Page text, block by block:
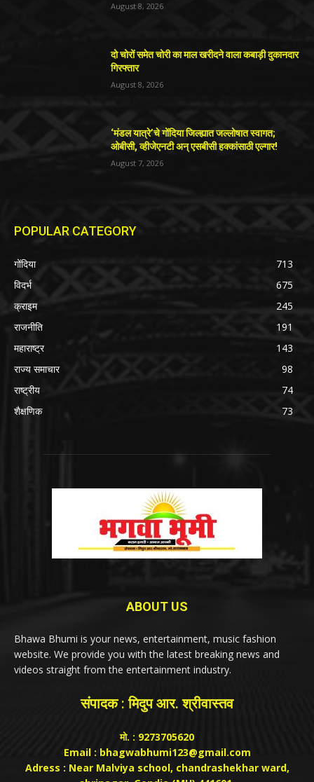
August 8, 2026
दो चोरों समेत चोरी का माल खरीदने वाला कबाड़ी दुकानदार
गिरफ्तार
August 8, 2026
‘मंडल यात्रे’चे गोंदिया जिल्ह्यात जल्लोषात स्वागत;
ओबीसी, व्हीजेएनटी अन् एसबीसी हक्कांसाठी एल्गार!
August 7, 2026
POPULAR CATEGORY
गोंदिया
713
विदर्भ
675
क्राइम
245
राजनीति
191
महाराष्ट्र
143
राज्य समाचार
98
राष्ट्रीय
74
शैक्षणिक
73
ABOUT US
Bhawa Bhumi is your news, entertainment, music fashion
website. We provide you with the latest breaking news and
videos straight from the entertainment industry.
संपादक : मिदुप आर. श्रीवास्तव
मो. : 9273705620
Email : bhagwabhumi123@gmail.com
Adress : Near Malviya school, chandrashekhar ward,